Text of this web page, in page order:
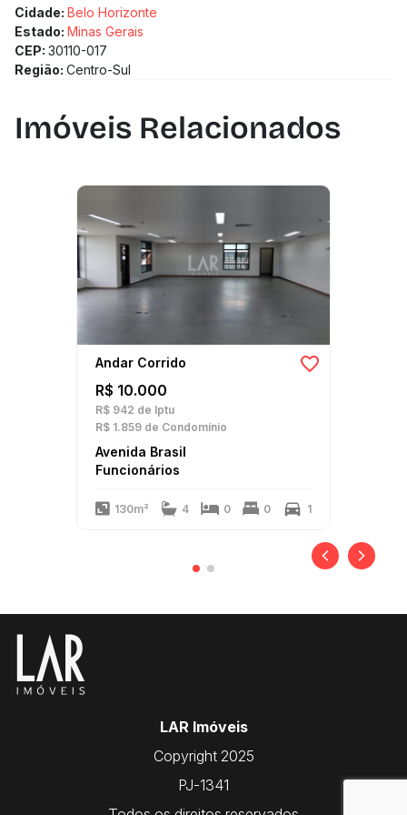
Cidade: Belo Horizonte
Estado: Minas Gerais
CEP: 30110-017
Região: Centro-Sul
Imóveis Relacionados
Andar Corrido
R$ 10.000
R$ 942 de Iptu
R$ 1.859 de Condomínio
Avenida Brasil
Funcionários
130m² 4 0 0 1
LAR Imóveis
Copyright 2025
PJ-1341